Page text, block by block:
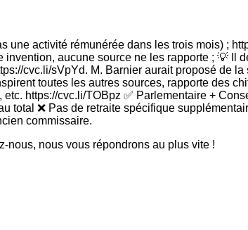
une activité rémunérée dans les trois mois) ;
aucune source ne les rapporte ; 💡
cvc.li/sVpYd. M. Barnier aurait proposé de
toutes les autres sources, rapporte des
https://cvc.li/TOBpz ✅ Parlementaire +
total ❌ Pas de retraite spécifique
commissaire.
nous, nous vous répondrons au plus vite !